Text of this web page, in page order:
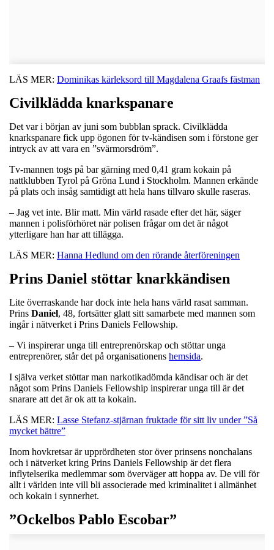
LÄS MER: Dominikas kärleksord till Magdalena Graafs fästman
Civilklädda knarkspanare
Det var i början av juni som bubblan sprack. Civilklädda
knarkspanare fick upp ögonen för tv-kändisen som i förstone ger
intryck av att vara en ”svärmorsdröm”.
Tv-mannen togs på bar gärning med 0,41 gram kokain på
nattklubben Tyrol på Gröna Lund i Stockholm. Mannen erkände
på plats och insåg samtidigt att hela hans tillvaro skulle raseras.
– Jag vet inte. Blir matt. Min värld rasade efter det här, säger
mannen i polisförhöret när polisen frågar om det är något
ytterligare han har att tillägga.
LÄS MER: Hanna Hedlund om den rörande återföreningen
Prins Daniel stöttar knarkkändisen
Lite överraskande har dock inte hela hans värld rasat samman.
Prins Daniel, 48, fortsätter glatt sitt samarbete med mannen som
ingår i nätverket i Prins Daniels Fellowship.
– Vi inspirerar unga till entreprenörskap och stöttar unga
entreprenörer, står det på organisationens hemsida.
I själva verket stöttar man narkotikadömda kändisar och är det
något som Prins Daniels Fellowship inspirerar unga till är det
snarare att det är ok att ta kokain.
LÄS MER: Lasse Stefanz-stjärnan fruktade för sitt liv under ”Så
mycket bättre”
Inom hovkretsar är upprördheten stor över prinsens nonchalans
och i nätverket kring Prins Daniels Fellowship är det flera
inflytelserika medlemmar som överväger att hoppa av. De vill för
allt i världen inte vill bli associerade med kriminalitet i allmänhet
och kokain i synnerhet.
”Ockelbos Pablo Escobar”